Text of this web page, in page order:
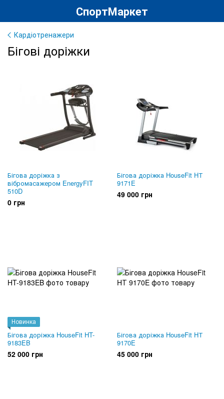
СпортМаркет
Кардіотренажери
Бігові доріжки
Бігова доріжка з
вібромасажером EnergyFIT
510D
0 грн
Бігова доріжка HouseFit HТ
9171E
49 000 грн
Новинка
Бігова доріжка HouseFit HT-
9183EB
52 000 грн
Бігова доріжка HouseFit HТ
9170E
45 000 грн